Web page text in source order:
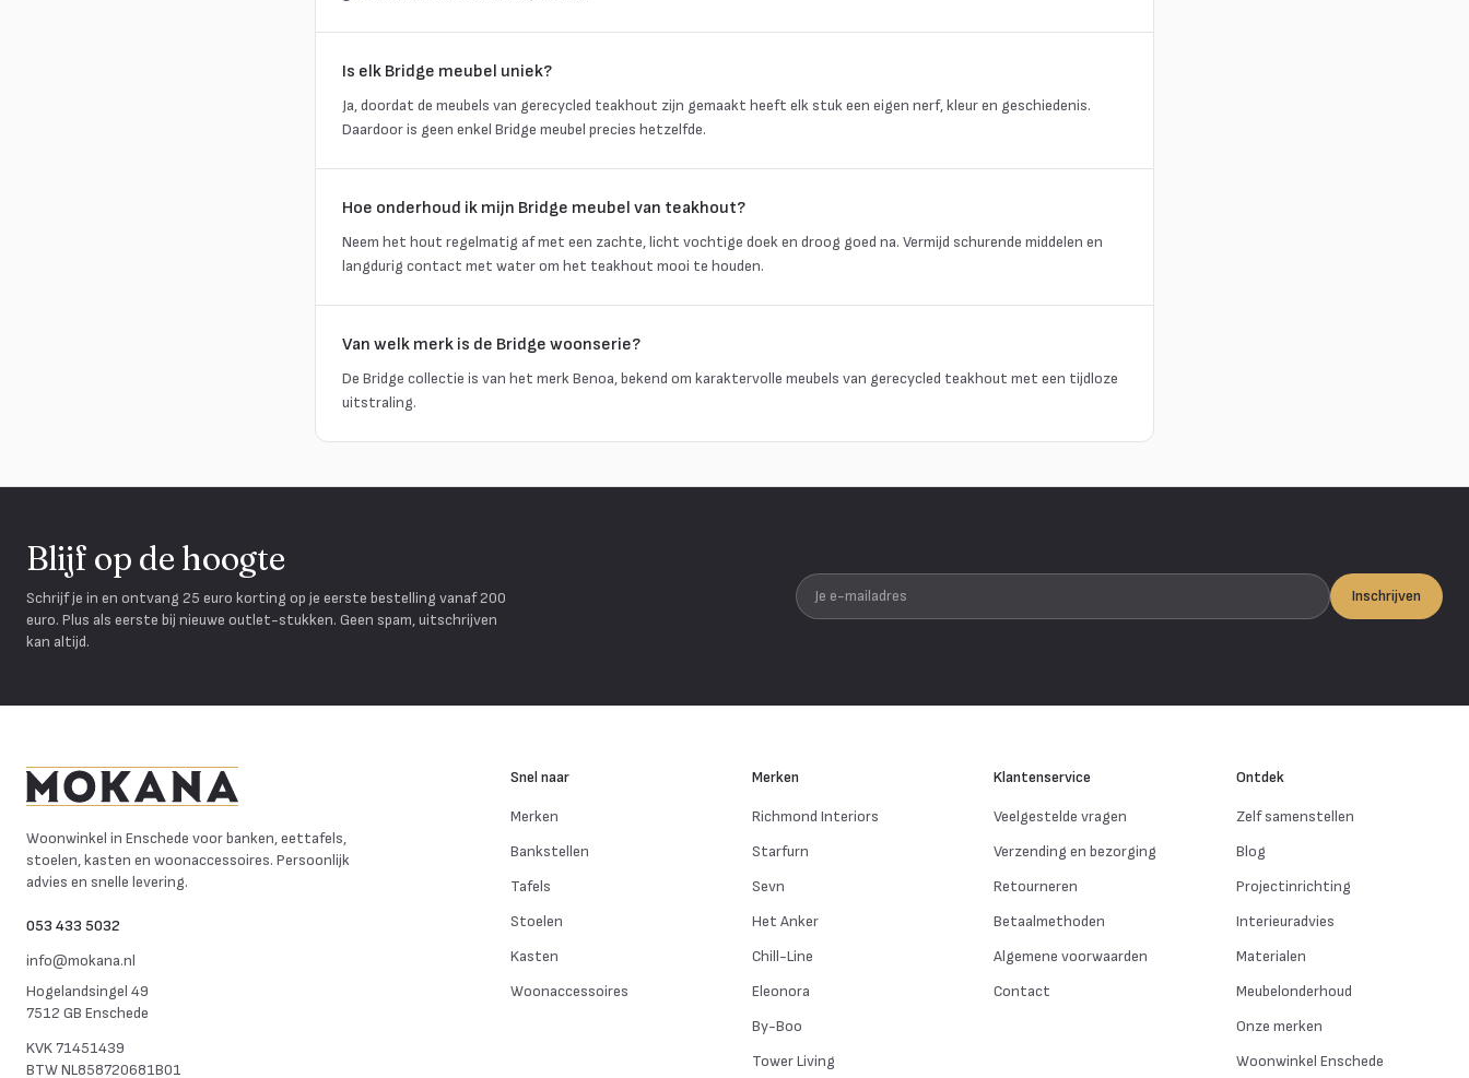
Is elk Bridge meubel uniek?
Ja, doordat de meubels van gerecycled teakhout zijn gemaakt heeft elk stuk een eigen nerf, kleur en geschiedenis.
Daardoor is geen enkel Bridge meubel precies hetzelfde.
Hoe onderhoud ik mijn Bridge meubel van teakhout?
Neem het hout regelmatig af met een zachte, licht vochtige doek en droog goed na. Vermijd schurende middelen en
langdurig contact met water om het teakhout mooi te houden.
Van welk merk is de Bridge woonserie?
De Bridge collectie is van het merk Benoa, bekend om karaktervolle meubels van gerecycled teakhout met een tijdloze
uitstraling.
Blijf op de hoogte
Schrijf je in en ontvang 25 euro korting op je eerste bestelling vanaf 200
euro. Plus als eerste bij nieuwe outlet-stukken. Geen spam, uitschrijven
kan altijd.
Je e-mailadres
Inschrijven
Woonwinkel in Enschede voor banken, eettafels,
stoelen, kasten en woonaccessoires. Persoonlijk
advies en snelle levering.
053 433 5032
info@mokana.nl
Hogelandsingel 49
7512 GB Enschede
KVK71451439
BTWNL858720681B01
Snel naar
Merken
Bankstellen
Tafels
Stoelen
Kasten
Woonaccessoires
Merken
Richmond Interiors
Starfurn
Sevn
Het Anker
Chill-Line
Eleonora
By-Boo
Tower Living
Klantenservice
Veelgestelde vragen
Verzending en bezorging
Retourneren
Betaalmethoden
Algemene voorwaarden
Contact
Ontdek
Zelf samenstellen
Blog
Projectinrichting
Interieuradvies
Materialen
Meubelonderhoud
Onze merken
Woonwinkel Enschede